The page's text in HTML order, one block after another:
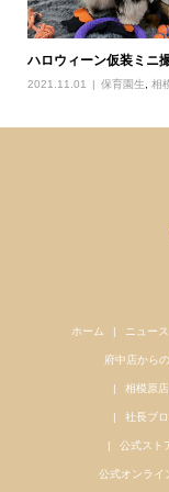
ハロウィーン仮装ミニ
2021.11.01 保育園生, 相
ホーム ニュース
府中店から
相模原
社長ブ
公式スト
公式オンライ